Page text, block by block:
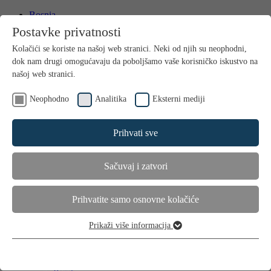
Bosnia
International
Kontakt
Media
Proizvodi
Njega kose
Savjeti i trikovi
Suha i oštećena kosa
Postavke privatnosti
Kolačići se koriste na našoj web stranici. Neki od njih su neophodni,
dok nam drugi omogućavaju da poboljšamo vaše korisničko iskustvo na
našoj web stranici.
Neophodno Analitika Eksterni mediji
Prihvati sve
Sačuvaj i zatvori
Prihvatite samo osnovne kolačiće
Prikaži više informacija